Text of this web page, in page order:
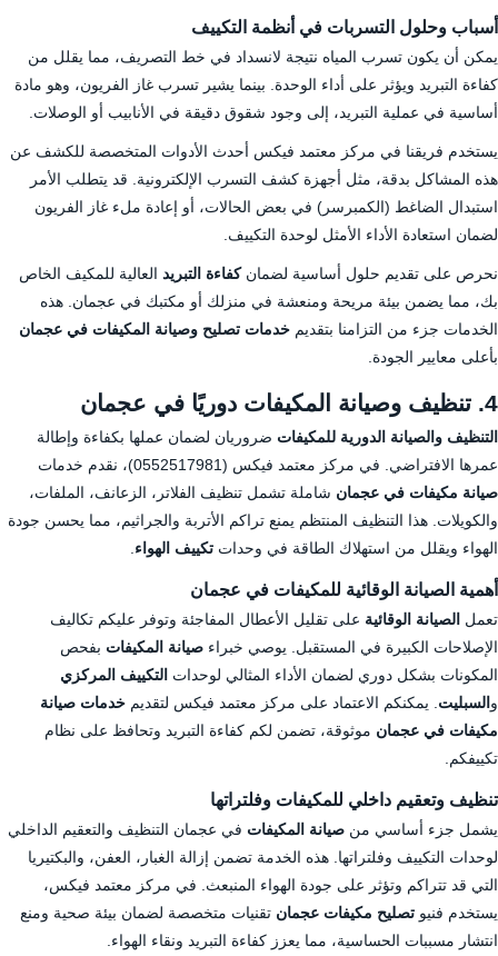
أسباب وحلول التسربات في أنظمة التكييف
يمكن أن يكون تسرب المياه نتيجة لانسداد في خط التصريف، مما يقلل من
كفاءة التبريد ويؤثر على أداء الوحدة. بينما يشير تسرب غاز الفريون، وهو مادة
أساسية في عملية التبريد، إلى وجود شقوق دقيقة في الأنابيب أو الوصلات.
يستخدم فريقنا في مركز معتمد فيكس أحدث الأدوات المتخصصة للكشف عن
هذه المشاكل بدقة، مثل أجهزة كشف التسرب الإلكترونية. قد يتطلب الأمر
استبدال الضاغط (الكمبرسر) في بعض الحالات، أو إعادة ملء غاز الفريون
لضمان استعادة الأداء الأمثل لوحدة التكييف.
نحرص على تقديم حلول أساسية لضمانكفاءة التبريد العالية للمكيف الخاص
بك، مما يضمن بيئة مريحة ومنعشة في منزلك أو مكتبك في عجمان. هذه
الخدمات جزء من التزامنا بتقديم خدمات تصليح وصيانة المكيفات في عجمان
بأعلى معايير الجودة.
4. تنظيف وصيانة المكيفات دوريًا في عجمان
التنظيف والصيانة الدورية للمكيفات ضروريان لضمان عملها بكفاءة وإطالة
عمرها الافتراضي. في مركز معتمد فيكس (0552517981)، نقدم خدمات
صيانة مكيفات في عجمان شاملة تشمل تنظيف الفلاتر، الزعانف، الملفات،
والكويلات. هذا التنظيف المنتظم يمنع تراكم الأتربة والجراثيم، مما يحسن جودة
الهواء ويقلل من استهلاك الطاقة في وحدات تكييف الهواء
أهمية الصيانة الوقائية للمكيفات في عجمان
تعمل الصيانة الوقائية على تقليل الأعطال المفاجئة وتوفر عليكم تكاليف
الإصلاحات الكبيرة في المستقبل. يوصي خبراء صيانة المكيفات بفحص
المكونات بشكل دوري لضمان الأداء المثالي لوحدات التكييف المركزي
و السبليت . يمكنكم الاعتماد على مركز معتمد فيكس لتقديم خدمات صيانة
مكيفات في عجمان موثوقة، تضمن لكم كفاءة التبريد وتحافظ على نظام
تكييفكم.
تنظيف وتعقيم داخلي للمكيفات وفلتراتها
يشمل جزء أساسي من صيانة المكيفات في عجمان التنظيف والتعقيم الداخلي
لوحدات التكييف وفلتراتها. هذه الخدمة تضمن إزالة الغبار، العفن، والبكتيريا
التي قد تتراكم وتؤثر على جودة الهواء المنبعث. في مركز معتمد فيكس،
يستخدم فنيو تصليح مكيفات عجمان تقنيات متخصصة لضمان بيئة صحية ومنع
انتشار مسببات الحساسية، مما يعزز كفاءة التبريد ونقاء الهواء.